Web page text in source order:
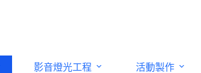
影音燈光工程 活動製作